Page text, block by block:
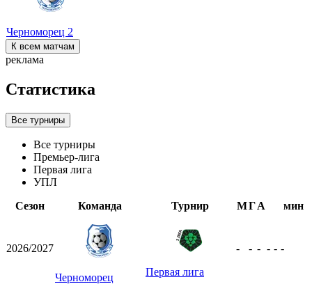
Черноморец 2
К всем матчам
реклама
Статистика
Все турниры
Все турниры
Премьер-лига
Первая лига
УПЛ
Сезон
Команда Турнир МГА мин
2026/2027
Черноморец Первая лига
- - - - - -